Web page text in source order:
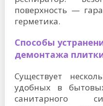
поверхность —
герметика.
Способы
демонтажа
Существует
удобных в
санитарного